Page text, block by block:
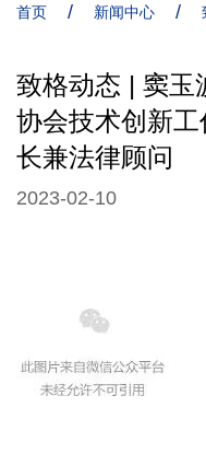
首页 / 新闻中心 /
致格动态 | 窦玉
协会技术创新
长兼法律顾问
2023-02-10